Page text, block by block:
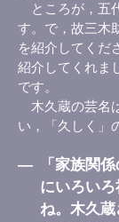
ところが，五
す。で，故三木
を紹介してくだ
紹介してくれま
です。
木久蔵の芸名
い，「久しく」
―
「家族関
にいろい
ね。木久